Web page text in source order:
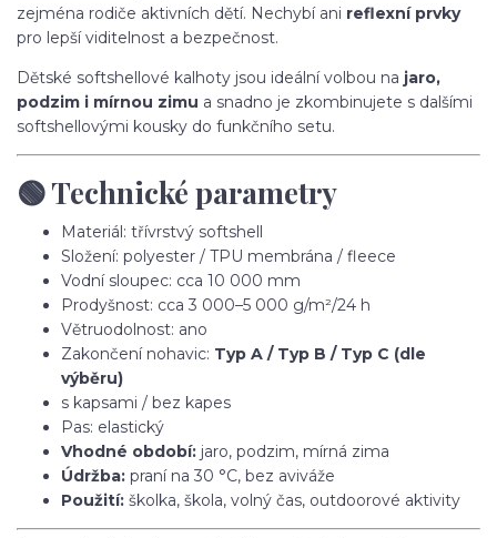
zejména rodiče aktivních dětí. Nechybí ani reflexní prvky
pro lepší viditelnost a bezpečnost.
Dětské softshellové kalhoty jsou ideální volbou na jaro,
podzim i mírnou zimu a snadno je zkombinujete s dalšími
softshellovými kousky do funkčního setu.
🟢 Technické parametry
Materiál: třívrstvý softshell
Složení: polyester / TPU membrána / fleece
Vodní sloupec: cca 10 000 mm
Prodyšnost: cca 3 000–5 000 g/m²/24 h
Větruodolnost: ano
Zakončení nohavic: Typ A / Typ B / Typ C (dle
výběru)
s kapsami / bez kapes
Pas: elastický
Vhodné období: jaro, podzim, mírná zima
Údržba: praní na 30 °C, bez aviváže
Použití: školka, škola, volný čas, outdoorové aktivity